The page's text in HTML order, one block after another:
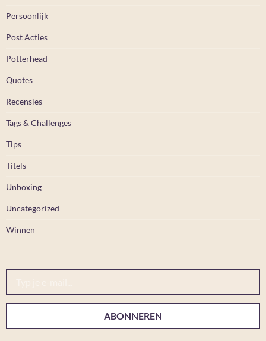
Persoonlijk
Post Acties
Potterhead
Quotes
Recensies
Tags & Challenges
Tips
Titels
Unboxing
Uncategorized
Winnen
Typ je e-mail...
ABONNEREN